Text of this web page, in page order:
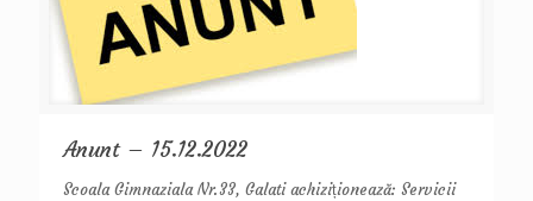
Anunt – 15.12.2022
Scoala Gimnaziala Nr.33, Galati achiziționează: Servicii